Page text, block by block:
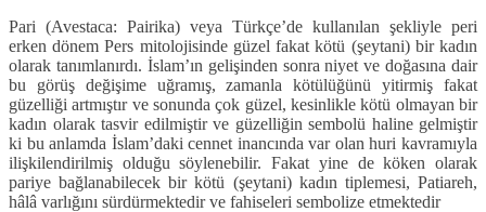
Pari (Avestaca: Pairika) veya Türkçe’de kullanılan şekliyle peri
erken dönem Pers mitolojisinde güzel fakat kötü (şeytani) bir kadın
olarak tanımlanırdı. İslam’ın gelişinden sonra niyet ve doğasına dair
bu görüş değişime uğramış, zamanla kötülüğünü yitirmiş fakat
güzelliği artmıştır ve sonunda çok güzel, kesinlikle kötü olmayan bir
kadın olarak tasvir edilmiştir ve güzelliğin sembolü haline gelmiştir
ki bu anlamda İslam’daki cennet inancında var olan huri kavramıyla
ilişkilendirilmiş olduğu söylenebilir. Fakat yine de köken olarak
pariye bağlanabilecek bir kötü (şeytani) kadın tiplemesi, Patiareh,
hâlâ varlığını sürdürmektedir ve fahiseleri sembolize etmektedir